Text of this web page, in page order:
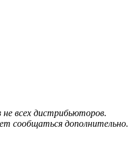
всех дистрибьюторов.
сообщаться дополнительно.